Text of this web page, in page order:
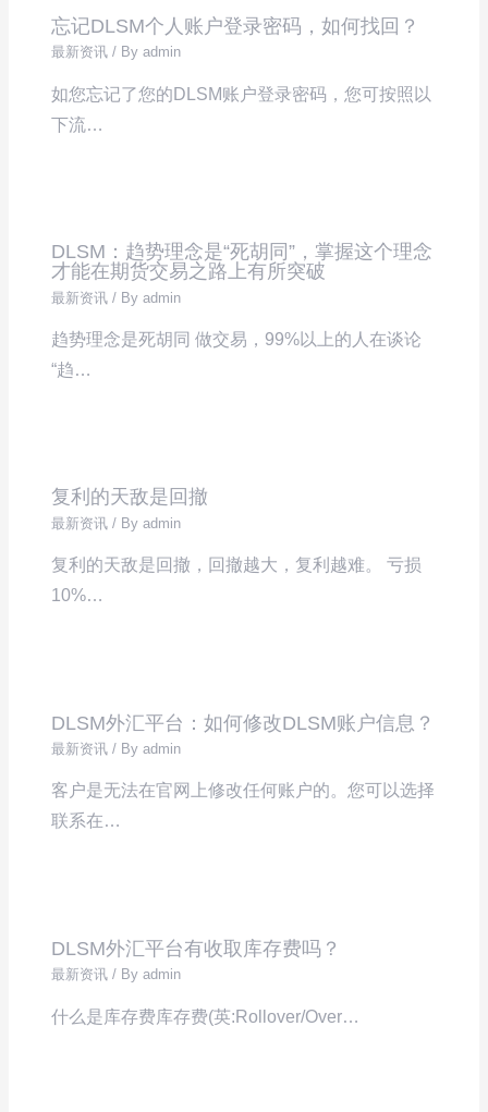
忘记DLSM个人账户登录密码，如何找回？
最新资讯 / Byadmin
如您忘记了您的DLSM账户登录密码，您可按照以
下流…
DLSM：趋势理念是“死胡同”，掌握这个理念
才能在期货交易之路上有所突破
最新资讯 / Byadmin
趋势理念是死胡同 做交易，99%以上的人在谈论
“趋…
复利的天敌是回撤
最新资讯 / Byadmin
复利的天敌是回撤，回撤越大，复利越难。 亏损
10%…
DLSM外汇平台：如何修改DLSM账户信息？
最新资讯 / Byadmin
客户是无法在官网上修改任何账户的。您可以选择
联系在…
DLSM外汇平台有收取库存费吗？
最新资讯 / Byadmin
什么是库存费库存费(英:Rollover/Over…